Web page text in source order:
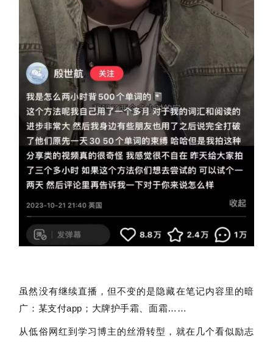
虽然没有继续直播，但不变的是隐藏在笔记内容里的暗
广：某支付app；大牌护手霜、面霜……
从低俗网红到学习博主的丝滑转型，就在几个看似励志